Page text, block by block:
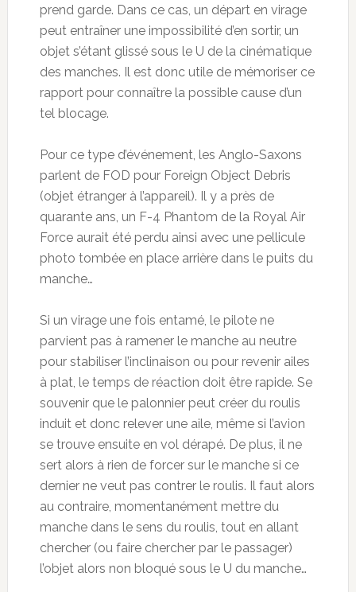
prend garde. Dans ce cas, un départ en virage
peut entraîner une impossibilité d’en sortir, un
objet s’étant glissé sous le U de la cinématique
des manches. Il est donc utile de mémoriser ce
rapport pour connaître la possible cause d’un
tel blocage.
Pour ce type d’événement, les Anglo-Saxons
parlent de FOD pour Foreign Object Debris
(objet étranger à l’appareil). Il y a près de
quarante ans, un F-4 Phantom de la Royal Air
Force aurait été perdu ainsi avec une pellicule
photo tombée en place arrière dans le puits du
manche…
Si un virage une fois entamé, le pilote ne
parvient pas à ramener le manche au neutre
pour stabiliser l’inclinaison ou pour revenir ailes
à plat, le temps de réaction doit être rapide. Se
souvenir que le palonnier peut créer du roulis
induit et donc relever une aile, même si l’avion
se trouve ensuite en vol dérapé. De plus, il ne
sert alors à rien de forcer sur le manche si ce
dernier ne veut pas contrer le roulis. Il faut alors
au contraire, momentanément mettre du
manche dans le sens du roulis, tout en allant
chercher (ou faire chercher par le passager)
l’objet alors non bloqué sous le U du manche…